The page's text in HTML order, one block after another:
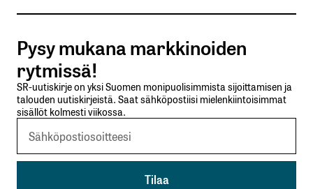
Tilaa SalkunRakentajan uutiskirje
Lähetä kommentti
Pysy mukana markkinoiden
rytmissä!
SR-uutiskirje on yksi Suomen monipuolisimmista sijoittamisen ja
talouden uutiskirjeistä. Saat sähköpostiisi mielenkiintoisimmat
sisällöt kolmesti viikossa.